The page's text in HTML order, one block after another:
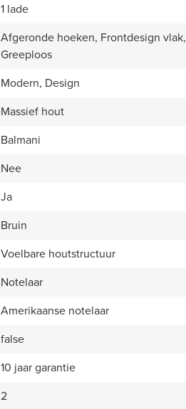
1 lade
Afgeronde hoeken, Frontdesign vlak,
Greeploos
Modern, Design
Massief hout
Balmani
Nee
Ja
Bruin
Voelbare houtstructuur
Notelaar
Amerikaanse notelaar
false
10 jaar garantie
2